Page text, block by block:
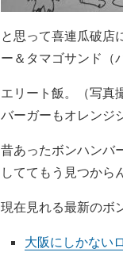
と思って喜連瓜破店
ー＆タマゴサンド（
エリート飯。（写真
バーガーもオレンジ
昔あったボンハンバ
しててもう見つから
現在見れる最新のボ
大阪にしかない